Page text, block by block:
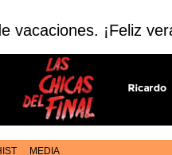
vacaciones. ¡Feliz
MEDIA